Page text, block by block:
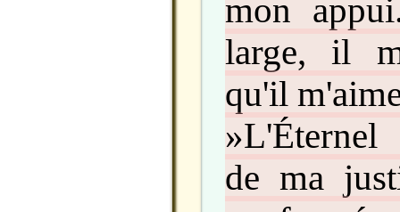
mon
large, il
qu'il
»L'Éternel
de ma